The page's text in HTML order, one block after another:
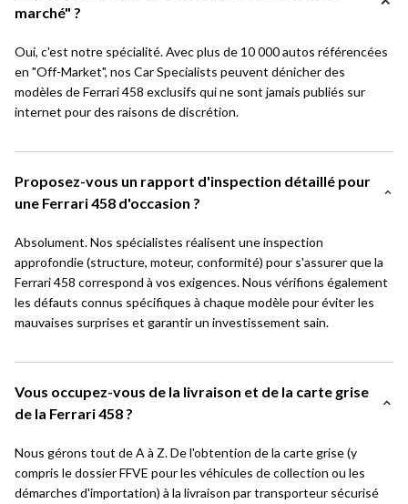
marché" ?
Oui, c'est notre spécialité. Avec plus de 10 000 autos référencées
en "Off-Market", nos Car Specialists peuvent dénicher des
modèles de Ferrari 458 exclusifs qui ne sont jamais publiés sur
internet pour des raisons de discrétion.
Proposez-vous un rapport d'inspection détaillé pour
une Ferrari 458 d'occasion ?
Absolument. Nos spécialistes réalisent une inspection
approfondie (structure, moteur, conformité) pour s'assurer que la
Ferrari 458 correspond à vos exigences. Nous vérifions également
les défauts connus spécifiques à chaque modèle pour éviter les
mauvaises surprises et garantir un investissement sain.
Vous occupez-vous de la livraison et de la carte grise
de la Ferrari 458 ?
Nous gérons tout de A à Z. De l'obtention de la carte grise (y
compris le dossier FFVE pour les véhicules de collection ou les
démarches d'importation) à la livraison par transporteur sécurisé